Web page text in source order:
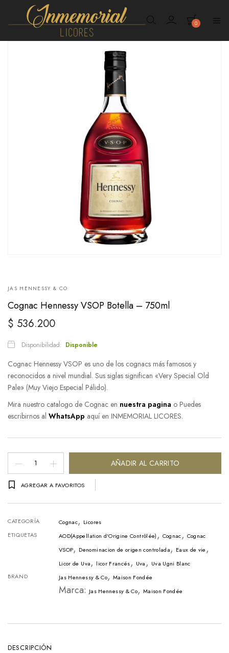
Inmemorial
0
JAS HENNESSY & CO
Cognac Hennessy VSOP Botella – 750ml
$ 536.200
Disponibilidad: Disponible
Cognac Hennessy VSOP es uno de los cognacs más famosos y
reconocidos a nivel mundial. Sus siglas significan «Very Special Old
Pale» (Muy Viejo Especial Pálido).
Mira nuestro catalogo de Cognac en nuestra pagina o Puedes
escribirnos al WhatsApp aquí en INMEMORIAL LICORES.
Cognac
Hennessy
VSOP
Botella
-
750ml
AÑADIR AL CARRITO
AGREGAR A FAVORITOS
CATEGORÍA Cognac, Licores
ETIQUETAS
AOD(Appellation d'Origine Contrôlée), Cognac, Cognac
VSOP, Denominacion de origen controlada, Eaux de vie,
Licor de Uva, licor Francés, Uva, Uva Ugni Blanc
BRAND
Jas Hennessy & Co, Maison Fondée
Marca: Jas Hennessy & Co, Maison Fondée
DESCRIPCIÓN